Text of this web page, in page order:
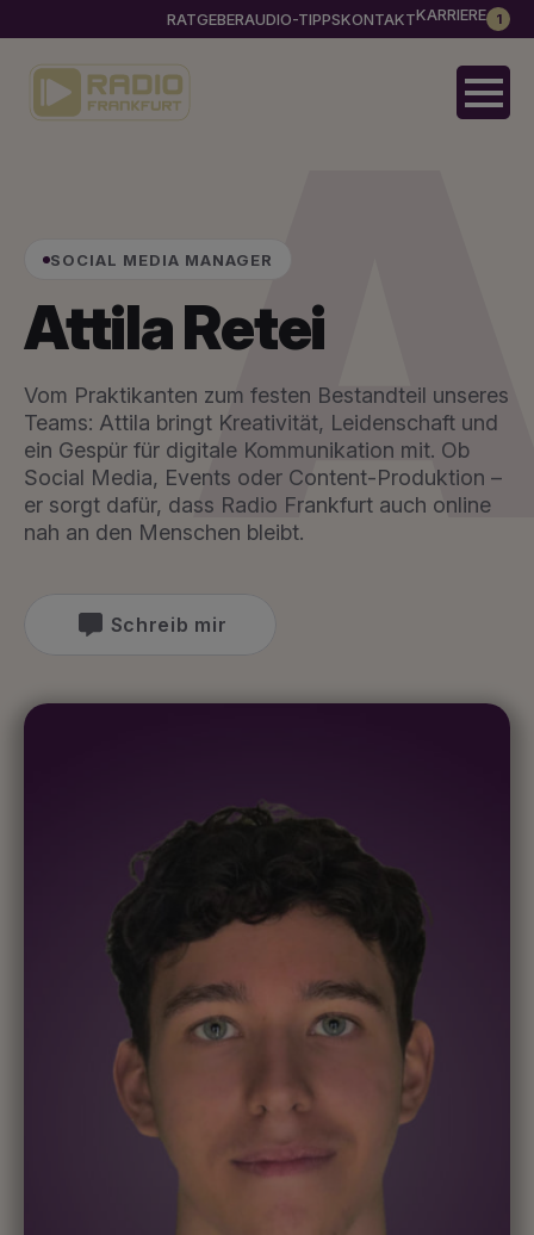
RATGEBERAUDIO-TIPPSKONTAKTKARRIERE 1
SOCIAL MEDIA MANAGER
Attila Retei
Vom Praktikanten zum festen Bestandteil unseres
Teams: Attila bringt Kreativität, Leidenschaft und
ein Gespür für digitale Kommunikation mit. Ob
Social Media, Events oder Content-Produktion –
er sorgt dafür, dass Radio Frankfurt auch online
nah an den Menschen bleibt.
Schreib mir